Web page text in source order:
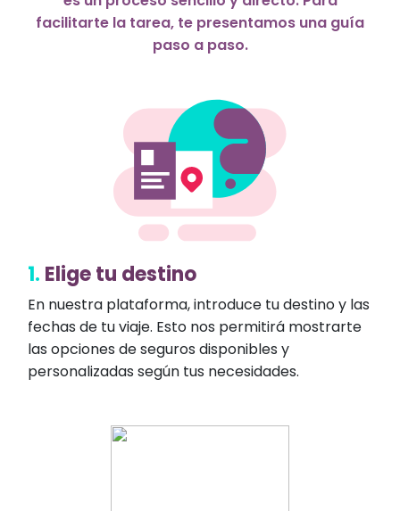
facilitarte la tarea, te presentamos una guía
paso a paso.
1. Elige tu destino
En nuestra plataforma, introduce tu destino y las
fechas de tu viaje. Esto nos permitirá mostrarte
las opciones de seguros disponibles y
personalizadas según tus necesidades.